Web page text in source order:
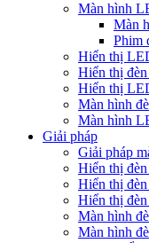
Màn hình
Màn
Phim
Hiển thị
Hiển thị
Hiển thị
Màn hình
Màn hình
Giải pháp
Giải pháp
Hiển thị
Hiển thị
Hiển thị
Màn hình
Màn hình